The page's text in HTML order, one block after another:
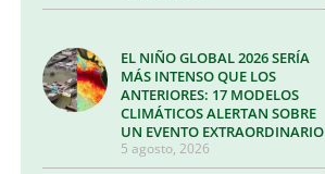
EL NIÑO GLOBAL 2026 SERÍA
MÁS INTENSO QUE LOS
ANTERIORES: 17 MODELOS
CLIMÁTICOS ALERTAN SOBRE
UN EVENTO EXTRAORDINARIO
5 agosto, 2026